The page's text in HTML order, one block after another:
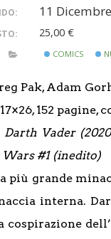
11
25,00 €
COMICS
Pak, Adam
152 pagine,
Darth Vader
Wars #1 (inedito)
più grande
interna.